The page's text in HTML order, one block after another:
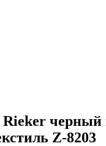
Rieker черный
Z-8203